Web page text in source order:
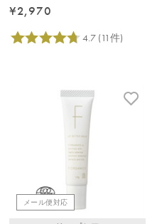
ングラス＆ジュニパー
¥2,970
メール便対応